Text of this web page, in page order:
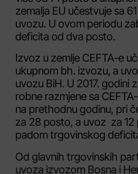
zemalja EU učestvuje sa
uvozu. U ovom periodu
deficita od dva posto.
Izvoz u zemlje CEFTA-e
ukupnom bh. izvozu, a
uvozu BiH. U 2017. godini
robne razmjene sa
na prethodnu godinu, pri
za 28 posto, a uvoz za
padom trgovinskog
Od glavnih trgovinskih
uvoza izvozom Bosna i